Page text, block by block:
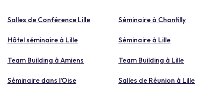
Salles de Conférence Lille Séminaire à Chantilly
Hôtel séminaire à Lille Séminaire à Lille
Team Building à Amiens Team Building à Lille
Séminaire dans l'Oise Salles de Réunion à Lille